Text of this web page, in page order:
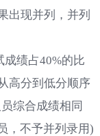
出现并列，并列
绩占40%的比
高分到低分顺序
综合成绩相同
，不予并列录用)